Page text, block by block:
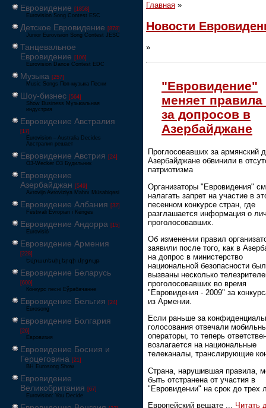
Евровидение [1858]
Eurovision Song Contest ESC
Детское Евровидение [878]
Junior Eurovision Song Contest JESC
Танцевальное
Евровидение [106]
Eurovision Dance Contest EDC
Музыка [257]
Music Songs Поп-музыка Песни
Шоу-бизнес [564]
Show Business Музыкальная
индустрия
Евровидение Австралия
[17]
Eurovision – Australia Decides
Австралия решает
Евровидение Австрия [24]
Ö3-Wecker Ö3 Будильник
Евровидение
Азербайджан [549]
Avrovijn Avroviziya Mahnı Müsabiqəsi
Евровидение Албания [32]
Festivali Evropian i Këngës
Евровидение Андорра [15]
Eurovisió
Евровидение Армения
[228]
Եվրատեսիլ երգի մրցույթ
Евровидение Беларусь
[600]
Конкурс песні Еўрабачанне
Евровидение Бельгия [24]
Eurosong
Евровидение Болгария
[26]
Евровизия
Евровидение Босния и
Герцеговина [21]
BH Eurosong Show
Евровидение
Великобритания [67]
Eurovision: You Decide
Главная »
Новости
»
"Евровидение"
меняет правила
за допросов в
Азербайджане
Проглосовавших за армянский
Азербайджане обвинили в
патриотизма
Организаторы "Евровидения"
налагать запрет на участие в
песенном конкурсе стран, где
разглашается информация о
проголосовавших.
Об изменении правил
заявили после того, как в
на допрос в министерство
национальной безопасности
вызваны несколько
проголосовавших во время
"Евровидения - 2009" за
из Армении.
Если раньше за
голосования отвечали
операторы, то теперь
возлагается на национальные
телеканалы, транслирующие
Страна, нарушившая правила,
быть отстранена от участия в
"Евровидении" на срок до трех
Европейский вещате
Читать